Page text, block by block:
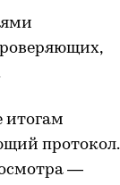
итогам
протокол.
—